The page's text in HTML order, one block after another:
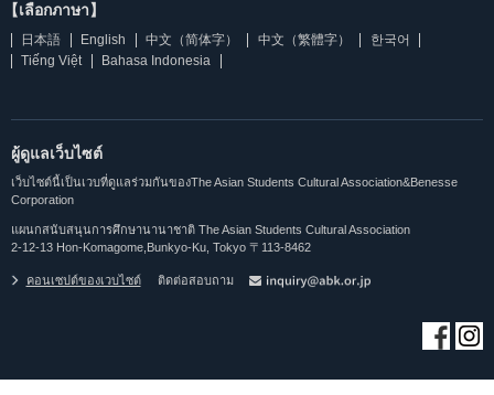
【เลือกภาษา】
日本語 English 中文（简体字） 中文（繁體字）
한국어
Tiếng Việt
Bahasa Indonesia
ผู้ดูแลเว็บไซต์
เว็บไซต์นี้เป็นเวบที่ดูแลร่วมกันของThe Asian Students Cultural Association&Benesse
Corporation
แผนกสนับสนุนการศึกษานานาชาติ The Asian Students Cultural Association
2-12-13 Hon-Komagome,Bunkyo-Ku, Tokyo 〒113-8462
คอนเซปต์ของเวบไซต์ ติดต่อสอบถาม